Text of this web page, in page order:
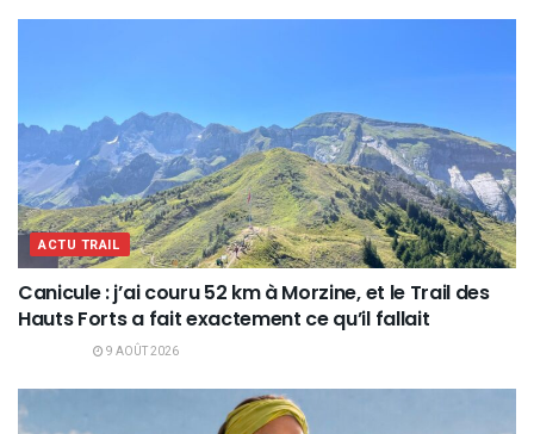
ACTU TRAIL
Canicule : j’ai couru 52 km à Morzine, et le Trail des
Hauts Forts a fait exactement ce qu’il fallait
9 AOÛT 2026